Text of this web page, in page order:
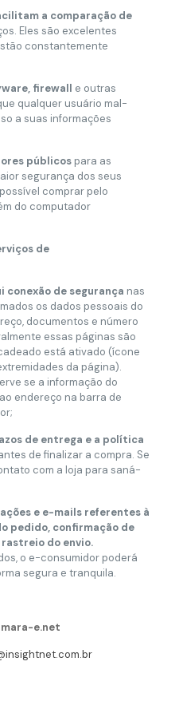
a comparação de
Eles são excelentes
constantemente
firewall e outras
qualquer usuário mal-
a suas informações
públicospara as
segurança dos seus
comprar pelo
do computador
de
conexão de segurança nas
os dados pessoais do
documentos e número
essas páginas são
está ativado (ícone
da página).
se a informação do
endereço na barra de
de entrega e a política
de finalizar a compra. Se
com a loja para saná-
e e-mails referentes à
pedido, confirmação de
do envio.
o e-consumidor poderá
segura e tranquila.
e.net